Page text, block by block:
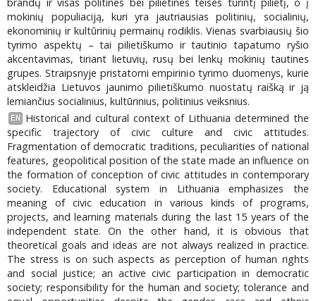
mokinių populiaciją, kuri yra jautriausias politinių, socialinių,
ekonominių ir kultūrinių permainų rodiklis. Vienas svarbiausių šio
tyrimo aspektų – tai pilietiškumo ir tautinio tapatumo ryšio
akcentavimas, tiriant lietuvių, rusų bei lenkų mokinių tautines
grupes. Straipsnyje pristatomi empirinio tyrimo duomenys, kurie
atskleidžia Lietuvos jaunimo pilietiškumo nuostatų raišką ir ją
lemiančius socialinius, kultūrinius, politinius veiksnius.
EN
Historical and cultural context of Lithuania determined the
specific trajectory of civic culture and civic attitudes.
Fragmentation of democratic traditions, peculiarities of national
features, geopolitical position of the state made an influence on
the formation of conception of civic attitudes in contemporary
society. Educational system in Lithuania emphasizes the
meaning of civic education in various kinds of programs,
projects, and learning materials during the last 15 years of the
independent state. On the other hand, it is obvious that
theoretical goals and ideas are not always realized in practice.
The stress is on such aspects as perception of human rights
and social justice; an active civic participation in democratic
society; responsibility for the human and society; tolerance and